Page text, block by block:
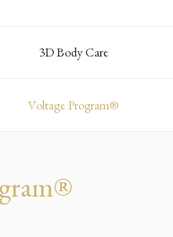
3D Body Care
Voltage Program®